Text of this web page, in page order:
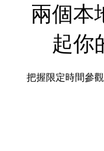
兩個本
起你
把握限定時間參